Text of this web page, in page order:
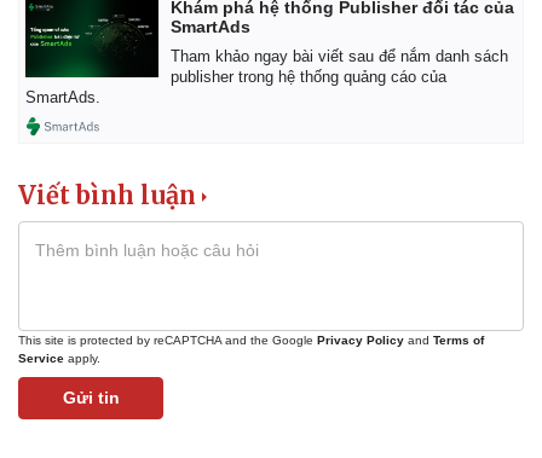
Khám phá hệ thống Publisher đối tác của
SmartAds
Tham khảo ngay bài viết sau để nắm danh sách
publisher trong hệ thống quảng cáo của
SmartAds.
Viết bình luận
This site is protected by reCAPTCHA and the Google Privacy Policy and Terms of
Service apply.
Gửi tin